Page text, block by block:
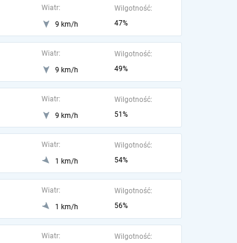
Wiatr:
9 km/h
Wilgotność:
47%
Wiatr:
9 km/h
Wilgotność:
49%
Wiatr:
9 km/h
Wilgotność:
51%
Wiatr:
1 km/h
Wilgotność:
54%
Wiatr:
1 km/h
Wilgotność:
56%
Wiatr: Wilgotność: